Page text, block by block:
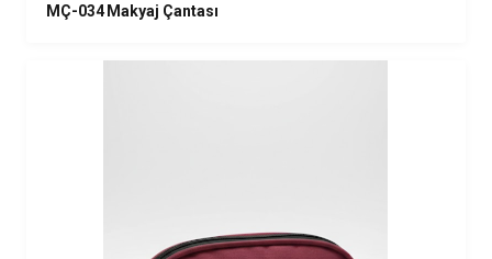
MÇ-034 Makyaj Çantası